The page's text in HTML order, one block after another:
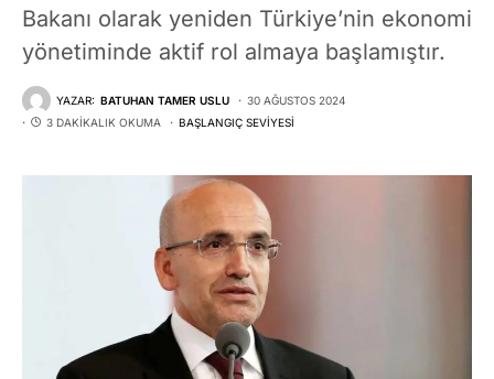
Bakanı olarak yeniden Türkiye’nin ekonomi
yönetiminde aktif rol almaya başlamıştır.
YAZAR: BATUHAN TAMER USLU
30 AĞUSTOS 2024
3 DAKIKALIK OKUMA
BAŞLANGIÇ SEVIYESI